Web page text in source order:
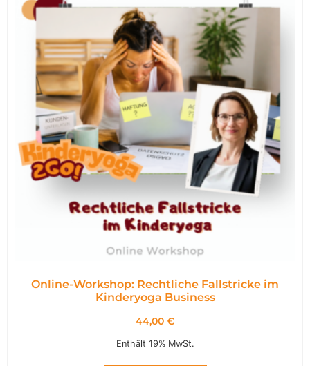
Online-Workshop: Rechtliche Fallstricke im
Kinderyoga Business
44,00 €
Enthält 19% MwSt.